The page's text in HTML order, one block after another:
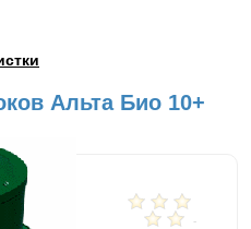
Альта Био 10+
-